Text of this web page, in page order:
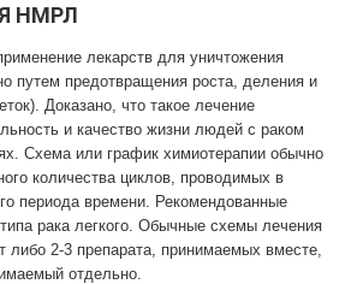
НМРЛ
лекарств для уничтожения
путем предотвращения роста, деления и
Доказано, что такое лечение
и качество жизни людей с раком
Схема или график химиотерапии обычно
количества циклов, проводимых в
периода времени. Рекомендованные
рака легкого. Обычные схемы лечения
либо 2-3 препарата, принимаемых вместе,
отдельно.